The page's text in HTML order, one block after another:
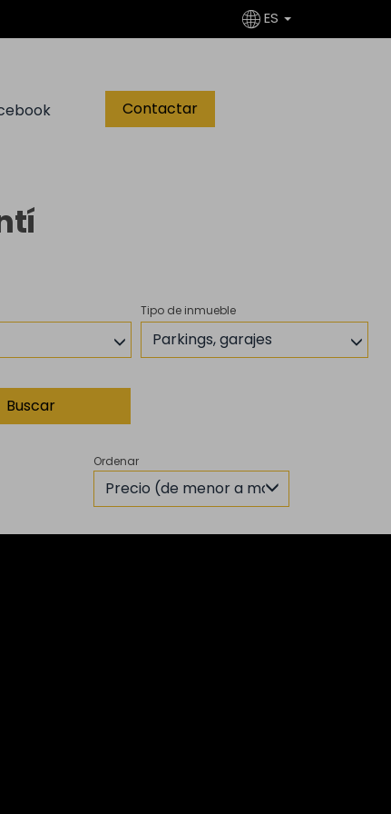
ES
Contactar
Tipo de inmueble
Parkings, garajes
Buscar
Ordenar
Precio (de menor a mayor)